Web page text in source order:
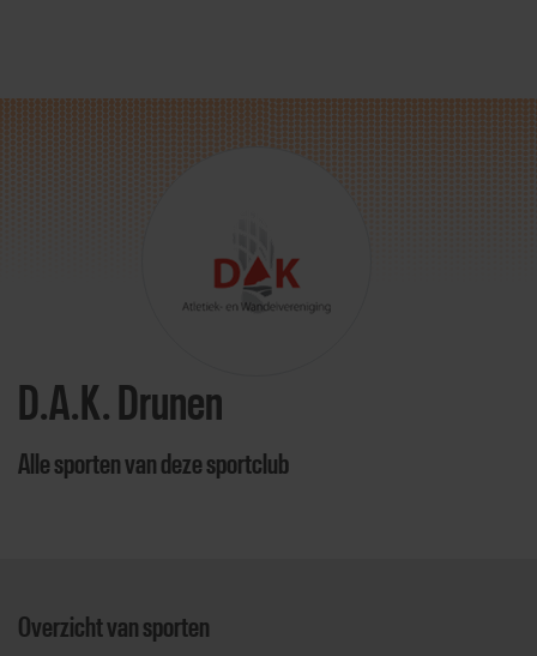
D.A.K. Drunen
Alle sporten van deze sportclub
Overzicht van sporten